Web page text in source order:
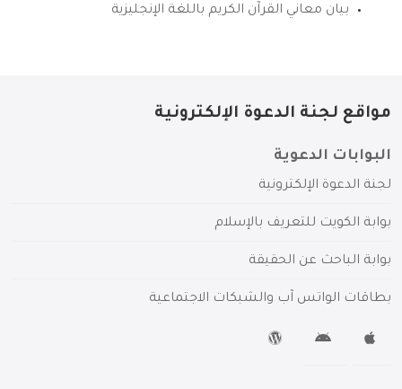
بيان معاني القرآن الكريم باللغة الإنجليزية
مواقع لجنة الدعوة الإلكترونية
البوابات الدعوية
لجنة الدعوة الإلكترونية
بوابة الكويت للتعريف بالإسلام
بوابة الباحث عن الحقيقة
بطاقات الواتس آب والشبكات الاجتماعية